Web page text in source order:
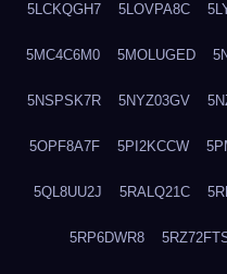
5LCKQGH7 5LOVPA8C
5MC4C6M0 5MOLUGED
5NSPSK7R 5NYZ03GV
5OPF8A7F 5PI2KCCW
5QL8UU2J 5RALQ21C
5RP6DWR8